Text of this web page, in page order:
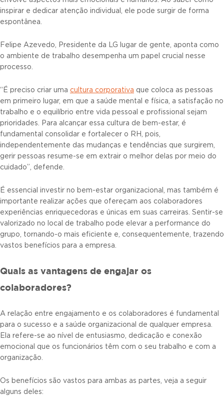
inspirar e dedicar atenção individual, ele pode surgir de forma
espontânea.
Felipe Azevedo, Presidente da LG lugar de gente, aponta como
o ambiente de trabalho desempenha um papel crucial nesse
processo.
“É preciso criar uma cultura corporativa que coloca as pessoas
em primeiro lugar, em que a saúde mental e física, a satisfação no
trabalho e o equilíbrio entre vida pessoal e profissional sejam
prioridades. Para alcançar essa cultura de bem-estar, é
fundamental consolidar e fortalecer o RH, pois,
independentemente das mudanças e tendências que surgirem,
gerir pessoas resume-se em extrair o melhor delas por meio do
cuidado”, defende.
É essencial investir no bem-estar organizacional, mas também é
importante realizar ações que ofereçam aos colaboradores
experiências enriquecedoras e únicas em suas carreiras. Sentir-se
valorizado no local de trabalho pode elevar a performance do
grupo, tornando-o mais eficiente e, consequentemente, trazendo
vastos benefícios para a empresa.
Quais as vantagens de engajar os
colaboradores?
A relação entre engajamento e os colaboradores é fundamental
para o sucesso e a saúde organizacional de qualquer empresa.
Ela refere-se ao nível de entusiasmo, dedicação e conexão
emocional que os funcionários têm com o seu trabalho e com a
organização.
Os benefícios são vastos para ambas as partes, veja a seguir
alguns deles: